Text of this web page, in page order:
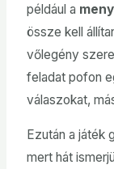
például a
össze kell
vőlegény
feladat pofon
válaszokat,
Ezután a játék
mert hát